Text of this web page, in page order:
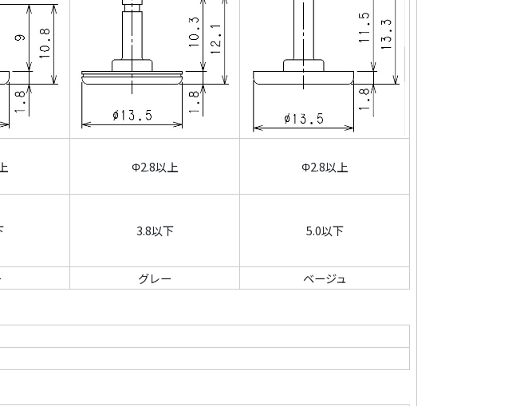
Φ2.8以上 Φ2.8以上
3.8以下 5.0以下
グレー ベージュ